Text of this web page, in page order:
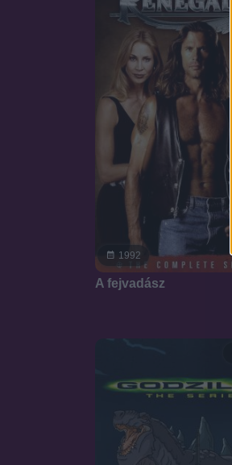
1992
A fejvadász